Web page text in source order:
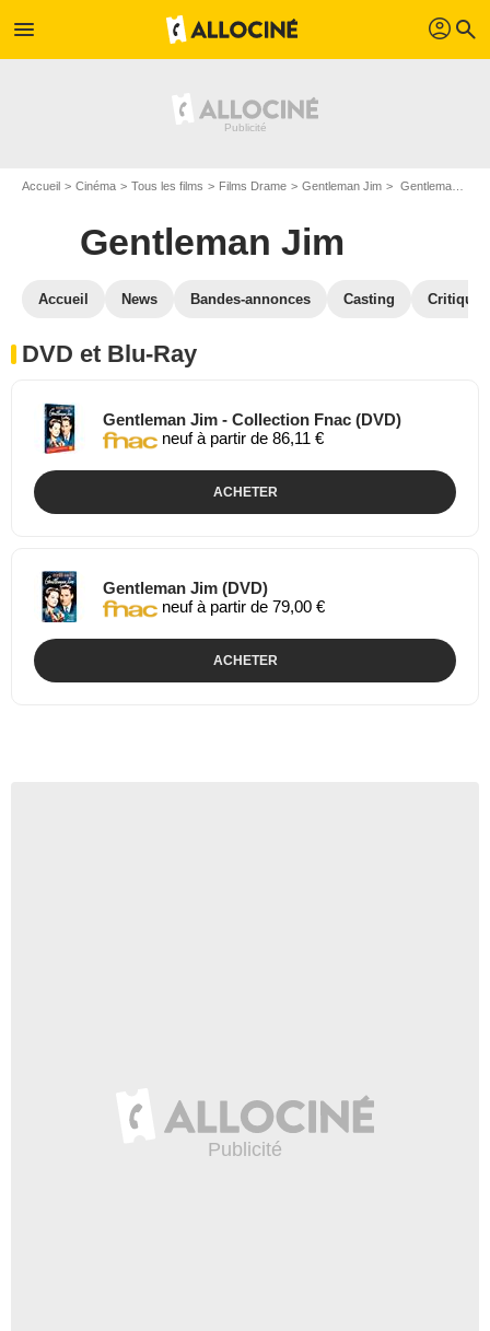
menu profil search
Accueil Cinéma Tous les films Films Drame Gentleman Jim Gentleman Jim en DVD Blu Ray
Gentleman Jim
Accueil News Bandes-annonces Casting
DVD et Blu-Ray
Gentleman Jim - Collection Fnac (DVD)
neuf à partir de 86,11 €
ACHETER
Gentleman Jim (DVD)
neuf à partir de 79,00 €
ACHETER